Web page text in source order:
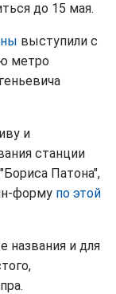
до 15 мая.
выступили с
метро
и
станции
Патона",
форму по этой
названия и для